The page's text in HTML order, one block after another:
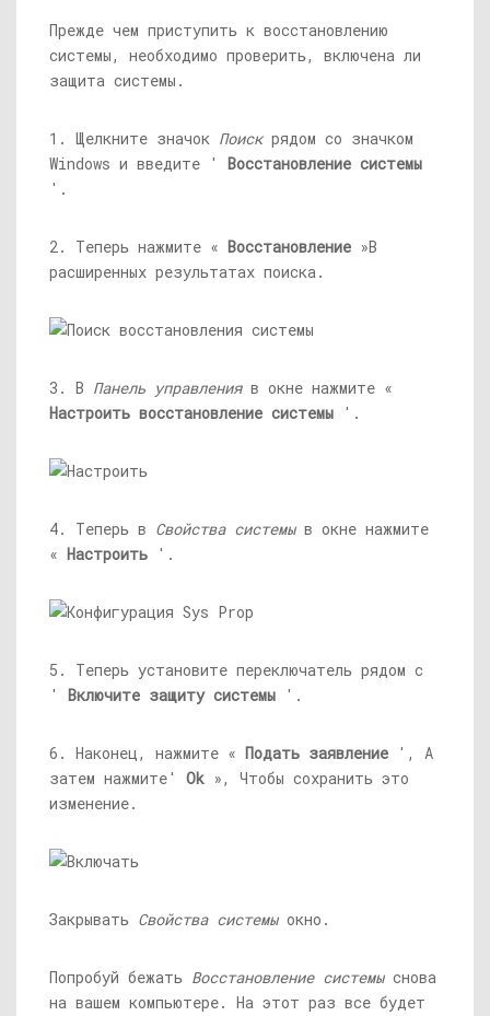
Прежде чем приступить к восстановлению
системы, необходимо проверить, включена ли
защита системы.
1. Щелкните значок Поискрядом со значком
Windows и введите ' Восстановление системы
'.
2. Теперь нажмите « Восстановление »В
расширенных результатах поиска.
3. В Панель управленияв окне нажмите «
Настроить восстановление системы '.
4. Теперь в Свойства системыв окне нажмите
« Настроить '.
5. Теперь установите переключатель рядом с
' Включите защиту системы '.
6. Наконец, нажмите « Подать заявление ', А
затем нажмите' Ok », Чтобы сохранить это
изменение.
Закрывать Свойства системыокно.
Попробуй бежать Восстановление системыснова
на вашем компьютере. На этот раз все будет